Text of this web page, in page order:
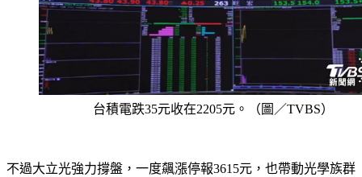
台積電跌35元收在2205元。（圖／TVBS）
不過大立光強力撐盤，一度飆漲停報3615元，也帶動光學族群